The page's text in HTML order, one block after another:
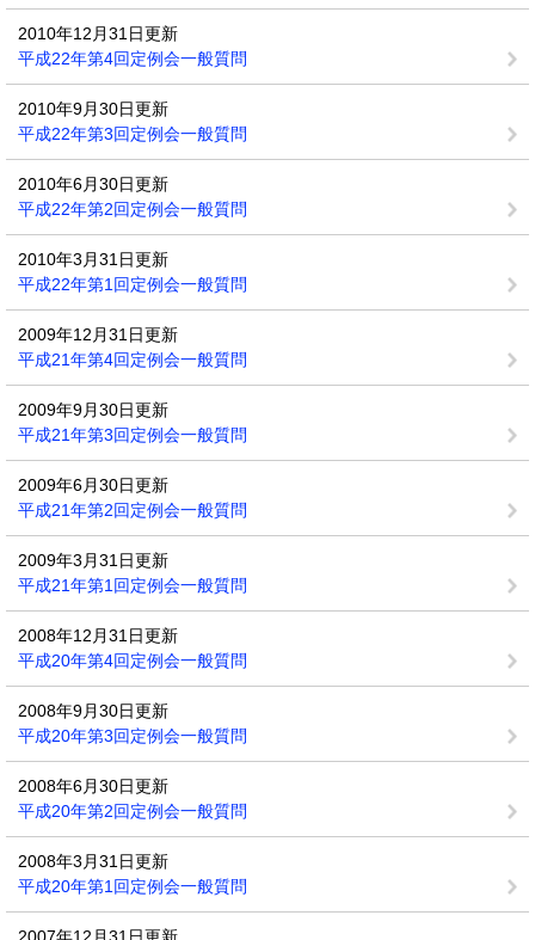
2010年12月31日更新
平成22年第4回定例会一般質問
2010年9月30日更新
平成22年第3回定例会一般質問
2010年6月30日更新
平成22年第2回定例会一般質問
2010年3月31日更新
平成22年第1回定例会一般質問
2009年12月31日更新
平成21年第4回定例会一般質問
2009年9月30日更新
平成21年第3回定例会一般質問
2009年6月30日更新
平成21年第2回定例会一般質問
2009年3月31日更新
平成21年第1回定例会一般質問
2008年12月31日更新
平成20年第4回定例会一般質問
2008年9月30日更新
平成20年第3回定例会一般質問
2008年6月30日更新
平成20年第2回定例会一般質問
2008年3月31日更新
平成20年第1回定例会一般質問
2007年12月31日更新